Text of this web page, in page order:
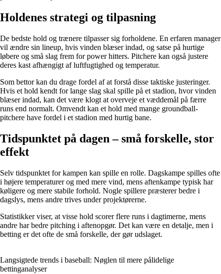
Holdenes strategi og tilpasning
De bedste hold og trænere tilpasser sig forholdene. En erfaren manager
vil ændre sin lineup, hvis vinden blæser indad, og satse på hurtige
løbere og små slag frem for power hitters. Pitchere kan også justere
deres kast afhængigt af luftfugtighed og temperatur.
Som bettor kan du drage fordel af at forstå disse taktiske justeringer.
Hvis et hold kendt for lange slag skal spille på et stadion, hvor vinden
blæser indad, kan det være klogt at overveje et væddemål på færre
runs end normalt. Omvendt kan et hold med mange groundball-
pitchere have fordel i et stadion med hurtig bane.
Tidspunktet på dagen – små forskelle, stor
effekt
Selv tidspunktet for kampen kan spille en rolle. Dagskampe spilles ofte
i højere temperaturer og med mere vind, mens aftenkampe typisk har
køligere og mere stabile forhold. Nogle spillere præsterer bedre i
dagslys, mens andre trives under projektørerne.
Statistikker viser, at visse hold scorer flere runs i dagtimerne, mens
andre har bedre pitching i aftenopgør. Det kan være en detalje, men i
betting er det ofte de små forskelle, der gør udslaget.
Langsigtede trends i baseball: Nøglen til mere pålidelige
bettinganalyser